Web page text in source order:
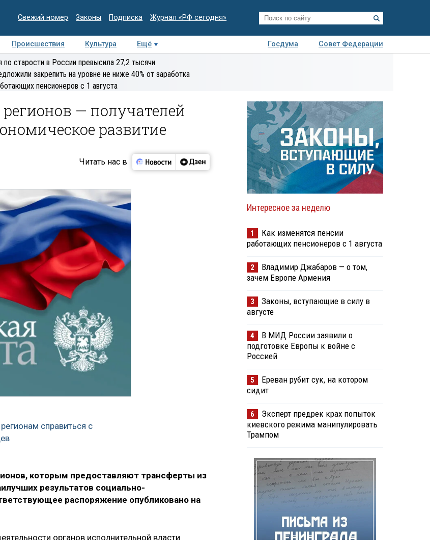
Свежий номер Законы Подписка Журнал «РФ сегодня»
Происшествия Культура Ещё Госдума
Совет Федерации
Интервью Колумнисты
экспертиза
старости в России превысила 27,2 тысячи
закрепить на уровне не ниже 40% от заработка
пенсионеров с 1 августа
— получателей
развитие
Читать нас в
справиться с
которым предоставляют трансферты из
результатов социально-
распоряжение опубликовано на
органов исполнительной власти
Интересное за неделю
1
Как изменятся пенсии
работающих пенсионеров с 1 августа
2
Владимир Джабаров — о том,
зачем Европе Армения
3
Законы, вступающие в силу в
августе
4
В МИД России заявили о
подготовке Европы к войне с
Россией
5
Ереван рубит сук, на котором
сидит
6
Эксперт предрек крах попыток
киевского режима манипулировать
Трампом